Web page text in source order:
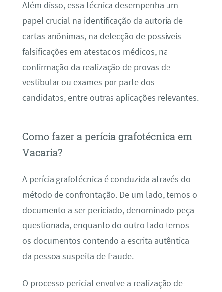
Além disso, essa técnica desempenha um
papel crucial na identificação da autoria de
cartas anônimas, na detecção de possíveis
falsificações em atestados médicos, na
confirmação da realização de provas de
vestibular ou exames por parte dos
candidatos, entre outras aplicações relevantes.
Como fazer a perícia grafotécnica em
Vacaria?
A perícia grafotécnica é conduzida através do
método de confrontação. De um lado, temos o
documento a ser periciado, denominado peça
questionada, enquanto do outro lado temos
os documentos contendo a escrita autêntica
da pessoa suspeita de fraude.
O processo pericial envolve a realização de